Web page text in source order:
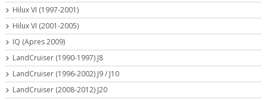
Hilux VI (1997-2001)
Hilux VI (2001-2005)
IQ (Apres 2009)
LandCruiser (1990-1997) J8
LandCruiser (1996-2002) J9 / J10
LandCruiser (2008-2012) J20